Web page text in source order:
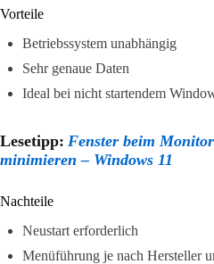
Vorteile
Betriebssystem unabhängig
Sehr genaue Daten
Ideal bei nicht startendem
Lesetipp: Fenster beim
minimieren – Windows 11
Nachteile
Neustart erforderlich
Menüführung je nach Hersteller